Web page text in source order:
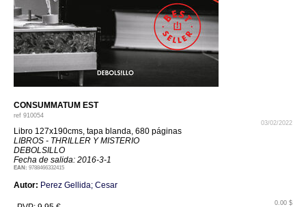
CONSUMMATUM EST
ref 910054
03/02/2022
Libro 127x190cms, tapa blanda, 680 páginas
LIBROS - THRILLER Y MISTERIO
DEBOLSILLO
Fecha de salida: 2016-3-1
EAN: 9788466332415
Autor: Perez Gellida; Cesar
0.00 $